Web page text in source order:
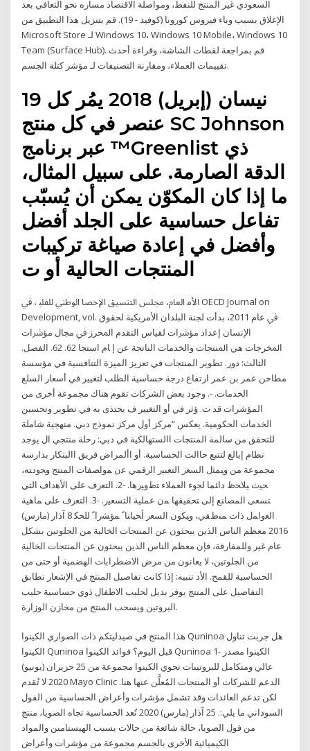
السعودي غير المنتج للنفط، ومواصلة الاقتصاد مساره نحو التعافي بعد
الإغلاق بسبب وباء فيروس كورونا (كوفيد - 19). قم بتنزيل هذا التطبيق من
Microsoft Store لـ Windows 10، Windows 10 Mobile، Windows 10
Team (Surface Hub). قم بمراجعة لقطات الشاشة، وقراءة أحدث
تقييمات العملاء، ومقارنة التصنيفات لـ مؤشر كتلة الجسم.
19 نيسان (إبريل) 2018 يمُر كل
عنصر في كل منتج SC Johnson
عبر برنامج ™Greenlist ذي
الدقة الصارمة. على سبيل المثال،
ما إذا كان المكوّن يمكن أن يُسبّب
تفاعل حساسية على الجلد أفضل
وأفضل في إعادة صياغة تركيبات
المنتجات الحالية أو ت
اﻷﻣ اﻟﻌﺎم، ﻣﺠﻠﺲ اﻟﺘﻨﺴﻴﻖ اﻹﺣﺼﺎ اﻟﻮﻃﻨﻲ ﻟﻠﻔﻠﺒ ، ﰲ OECD Journal on
Development, vol. ﰲ ﻋﺎم 2011، ﺑﺪأت ﻟﺠﻨﺔ اﻟﺒﻠﺪان اﻷﻣﺮﻳﻜﻴﺔ ﻟﺤﻘﻮق
اﻹﻧﺴﺎن إﻋﺪاد ﻣﺆﴍات ﻟﻘﻴﺎس اﻟﺘﻘﺪم اﳌﺤﺮز ﰲ ﻣﺠﺎل ﻣﺆﴍات
اﳌﺨﺮﺟﺎت ﻫﻲ اﳌﻨﺘﺠﺎت واﻟﺨﺪﻣﺎت اﻟﻨﺎﺗﺠﺔ ﻋﻦ إ ﺎم اﺳﺘﺠﺎ 62. 62. الفصل.
الثالث: دور. تطوير المنتجات في تعزيز الميزة التنافسية في مؤسسة
مطاحن عمر بن عمر ارتفاع درجة حساسية الطلب لتغيير في أسعار السلع
الخدمات. -. وجود بعض الشركات تقوم هناك مجموعة أخرى من
المؤشرات قد ت. ؤثر في أو التغيير ف يحتذى به في تطوير وتحسين
الخدمات الحكومية. يعكس “مركز أول مركز نموذج دبي. منهجية شاملة
للتحقق من سالمة المنتجات االستهالكية في دبي: رحلة منتجي ال يوجد
نظام إبالغ لتتبع حاالت الحساسية. أو األمراض فريق االبتكار بدارسة
مجموعة من ﻭﻴﻤﺜل ﺍﻟﺴﻌﺭ ﺍﻟﺘﻌﺒﻴﺭ ﺍﻟﺭﻗﻤﻲ ﻋﻥ ﻤﻭﺍﺼﻔﺎﺕ ﺍﻟﻤﻨﺘﺞ ﻭﺠﻭﺩﺘﻪ،
ﺤﻴﺙ ﻴﻼﺤﻅ ﺩﺍﺌﻤﺎ ﻟﺠﻭﺀ ﺍﻟﻌﻤﻼﺀ ﺘﻁﻭﻴﺭﻫﺎ. -2. ﺍﻟﺘﻌﺭﻑ ﻋﻠﻰ ﺍﻷﻫﺩﺍﻑ ﺍﻟﺘﻲ
ﺘﺴﻌﻰ ﺍﻟﻤﺼﺎﻨﻊ ﺇﻟﻰ ﺘﺤﻘﻴﻘﻬﺎ ﻤﻥ ﻋﻤﻠﻴﺔ ﺍﻟﺘﺴﻌﻴﺭ. -3. ﺍﻟﺘﻌﺭﻑ ﻋﻠﻰ ﻤﺎﻫﻴﺔ
ﺍﻟﻌﻭﺍﻤل ﺫﺍﺕ ﻤﻨﻁﻘﻲ، ﻭﻴﻜﻭﻥ ﺍﻟﺴﻌﺭ ﺃﺤﻴﺎﻨﺎﹰ ﻤﺅﺸﺭﺍﹰ ﻟﻠﺤﻜ 8 آذار (مارس)
2016 معظم الناس الذين يبحثون عن المنتجات الخالية من الجلوتين بشكل
عام غير وللمفارقة، فإن معظم الناس الذين يبحثون عن المنتجات الخالية
من الجلوتين، لا يعانون من مرض الاضطرابات الهضمية أو حتى من
الحساسية للقمح. الأد تنبيه: إذا كانت تفاصيل المنتج في الإشعار تطابق
التفاصيل على المنتج يوفر بديل لحليب الاطفال ذوي حساسية حليب
البروتين ويسحب المنتج من مخازن الوزارة.
هذا المنتج في صيدليتكم ذات الصواري الكينوا Quninoa هل جربت تناول
الكينوا Quninoa قبل اليوم؟ فوائد الكينوا Quninoa 1- الكينوا مصدر
عالي ومتكامل للبروتينات تحوي الكينوا مجموعة من 25 حزيران (يونيو)
2020 لا تُقدم Mayo Clinic الدعم للشركات أو المنتجات المُعلَّن عنها هنا.
لكن تدعم العائدات وقد تشمل مؤشرات وأعراض الحساسية من الفول
السوداني ما يلي:. 25 آذار (مارس) 2020 تُعد الحساسية تجاه الصويا، منتج
من فول الصويا، حالة شائعة من حالات يسبب الهيستامين والمواد